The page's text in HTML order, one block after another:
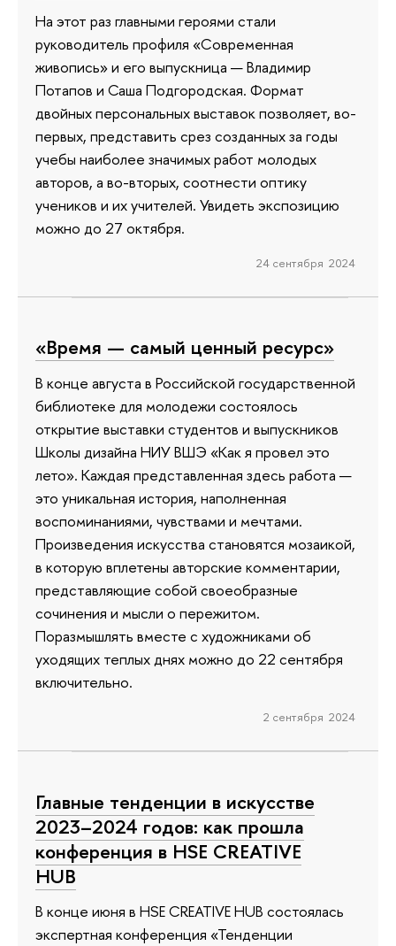
На этот раз главными героями стали
руководитель профиля «Современная
живопись» и его выпускница — Владимир
Потапов и Саша Подгородская. Формат
двойных персональных выставок позволяет, во-
первых, представить срез созданных за годы
учебы наиболее значимых работ молодых
авторов, а во-вторых, соотнести оптику
учеников и их учителей. Увидеть экспозицию
можно до 27 октября.
24 сентября 2024
«Время — самый ценный ресурс»
В конце августа в Российской государственной
библиотеке для молодежи состоялось
открытие выставки студентов и выпускников
Школы дизайна НИУ ВШЭ «Как я провел это
лето». Каждая представленная здесь работа —
это уникальная история, наполненная
воспоминаниями, чувствами и мечтами.
Произведения искусства становятся мозаикой,
в которую вплетены авторские комментарии,
представляющие собой своеобразные
сочинения и мысли о пережитом.
Поразмышлять вместе с художниками об
уходящих теплых днях можно до 22 сентября
включительно.
2 сентября 2024
Главные тенденции в искусстве
2023–2024 годов: как прошла
конференция в HSE CREATIVE
HUB
В конце июня в HSE CREATIVE HUB состоялась
экспертная конференция «Тенденции